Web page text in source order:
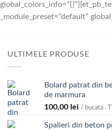
_module_preset=”default”
ULTIMELE PRODUSE
Bolard patrat din
de marmura
100,00 lei / bucata .
Spalieri din beton